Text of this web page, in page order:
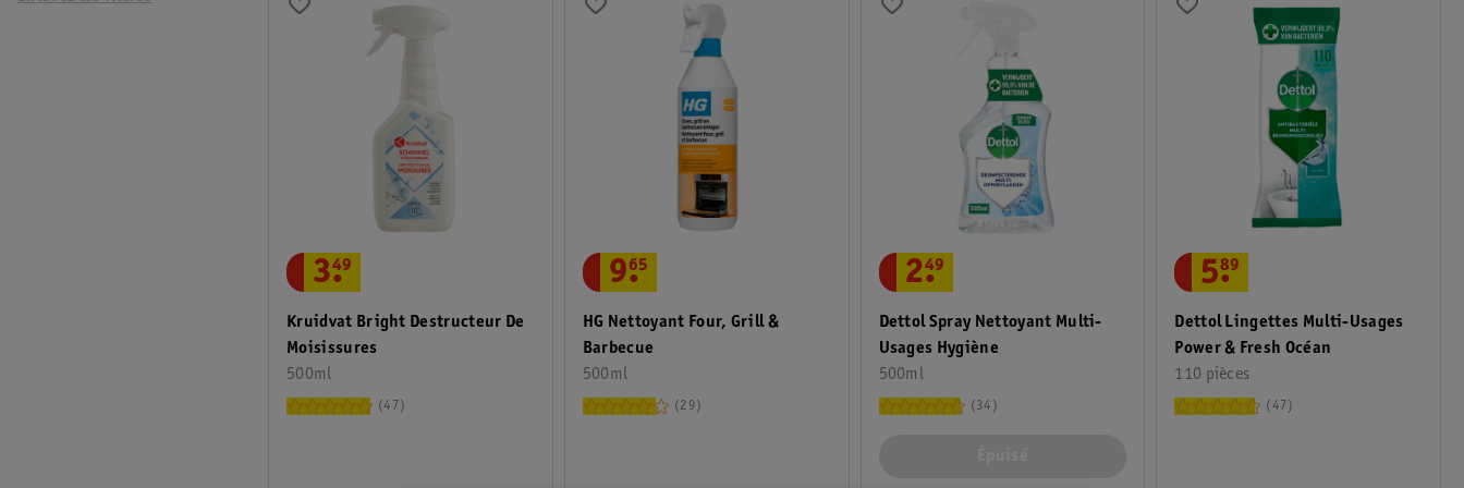
Kruidvat Bright Destructeur De
Moisissures
500ml
3.
49
47
HG Nettoyant Four, Grill &
Barbecue
500ml
9.
65
29
Dettol Spray Nettoyant Multi-
Usages Hygiène
500ml
2.
49
34
Dettol Lingettes Multi-Usages
Power & Fresh Océan
110 pièces
5.
89
47